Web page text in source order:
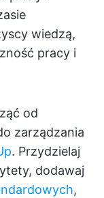
wiedzą,
pracy i
od
zarządzania
. Przydzielaj
dodawaj
,